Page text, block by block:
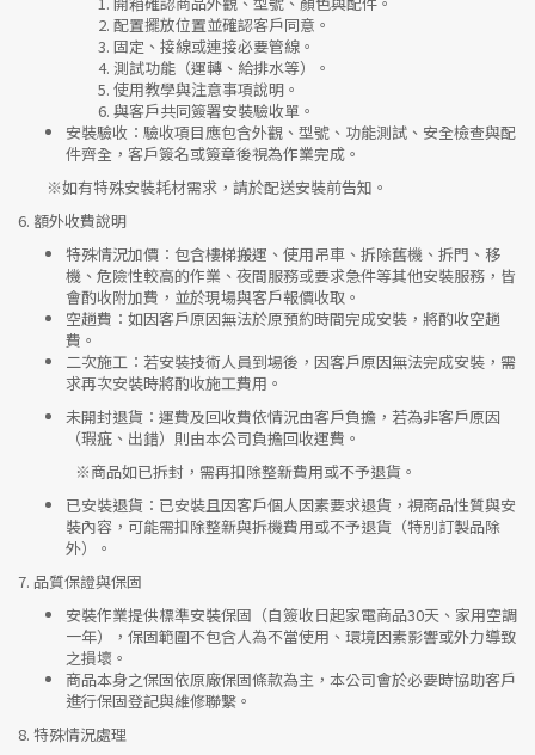
配置擺放位置並確認客戶同意。
固定、接線或連接必要管線。
測試功能（運轉、給排水等）。
使用教學與注意事項說明。
與客戶共同簽署安裝驗收單。
安裝驗收 ：驗收項目應包含外觀、型號、功能測試、安全檢查與配
件齊全，客戶簽名或簽章後視為作業完成。
※如有特殊安裝耗材需求，請於配送安裝前告知。
6. 額外收費說明
特殊情況加價 ：包含樓梯搬運、使用吊車、拆除舊機、拆門、移
機、危險性較高的作業、夜間服務或要求急件等其他安裝服務，皆
會酌收附加費，並於現場與客戶報價收取。
空趟費 ：如因客戶原因無法於原預約時間完成安裝，將酌收空趟
費。
二次施工 ：若安裝技術人員到場後，因客戶原因無法完成安裝，需
求再次安裝時將酌收施工費用。
未開封退貨 ：運費及回收費依情況由客戶負擔，若為非客戶原因
（瑕疵、出錯）則由本公司負擔回收運費。
※商品如已拆封，需再扣除整新費用或不予退貨。
已安裝退貨 ：已安裝且因客戶個人因素要求退貨，視商品性質與安
裝內容，可能需扣除整新與拆機費用或不予退貨（特別訂製品除
外）。
7. 品質保證與保固
安裝作業提供標準安裝保固（自簽收日起家電商品30天、家用空調
一年），保固範圍不包含人為不當使用、環境因素影響或外力導致
之損壞。
商品本身之保固依原廠保固條款為主，本公司會於必要時協助客戶
進行保固登記與維修聯繫。
8. 特殊情況處理